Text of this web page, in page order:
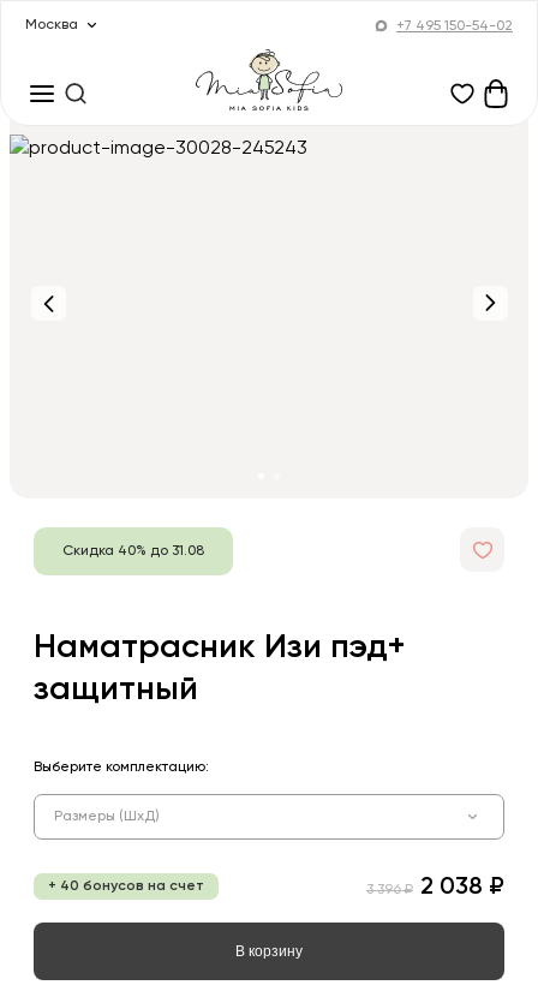
Москва +7 495 150-54-02
Скидка 40% до 31.08
Наматрасник Изи пэд+
защитный
Выберите комплектацию:
Размеры (ШхД)
+ 40 бонусов на счет 3 396 ₽ 2 038 ₽
В корзину